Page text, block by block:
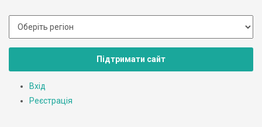
Підтримати сайт
Вхід
Реєстрація